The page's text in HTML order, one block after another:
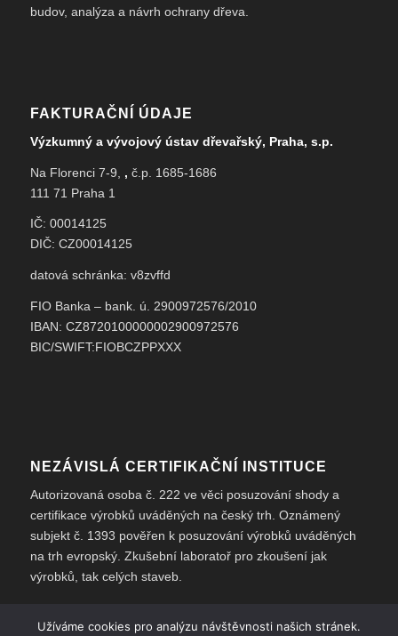
budov, analýza a návrh ochrany dřeva.
FAKTURAČNÍ ÚDAJE
Výzkumný a vývojový ústav dřevařský, Praha, s.p.
Na Florenci 7-9, , č.p. 1685-1686
111 71 Praha 1
IČ: 00014125
DIČ: CZ00014125
datová schránka: v8zvffd
FIO Banka – bank. ú. 2900972576/2010
IBAN: CZ8720100000002900972576
BIC/SWIFT:FIOBCZPPXXX
NEZÁVISLÁ CERTIFIKAČNÍ INSTITUCE
Autorizovaná osoba č. 222 ve věci posuzování shody a
certifikace výrobků uváděných na český trh. Oznámený
subjekt č. 1393 pověřen k posuzování výrobků uváděných
na trh evropský. Zkušební laboratoř pro zkoušení jak
výrobků, tak celých staveb.
Užíváme cookies pro analýzu návštěvnosti našich stránek.